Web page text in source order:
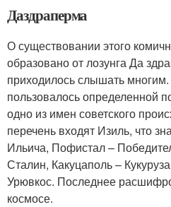
Даздраперма
О существовании этого
образовано от лозунга Да
приходилось слышать
пользовалось определенной
одно из имен советского
перечень входят Изиль, что
Ильича, Пофистал –
Сталин, Какуцаполь –
Урювкос. Последнее
космосе.